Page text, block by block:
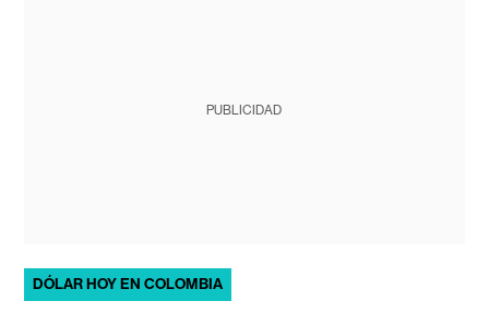
PUBLICIDAD
DÓLAR HOY EN COLOMBIA